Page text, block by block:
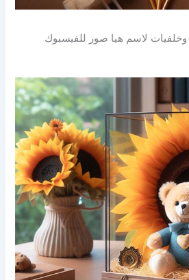
لاسم هيا صور للفيسبوك